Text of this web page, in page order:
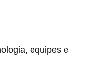
equipes e